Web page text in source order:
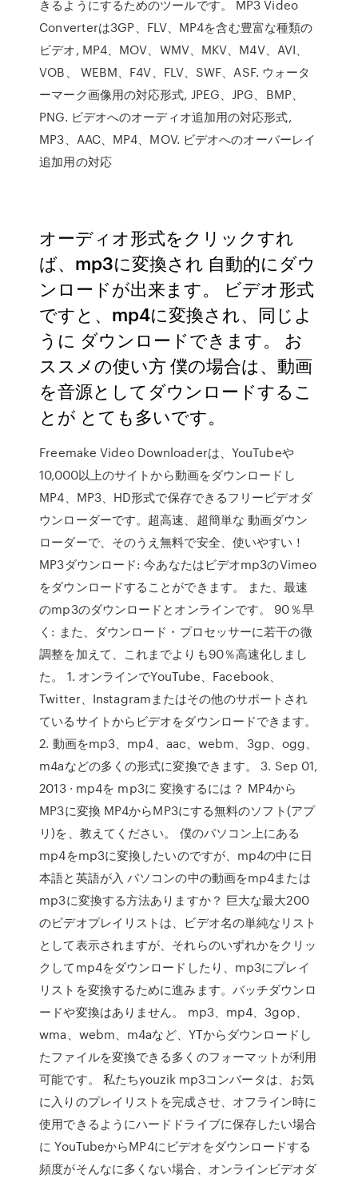
きるようにするためのツールです。 MP3 Video
Converterは3GP、FLV、MP4を含む豊富な種類の
ビデオ, MP4、MOV、WMV、MKV、M4V、AVI、
VOB、 WEBM、F4V、FLV、SWF、ASF. ウォータ
ーマーク画像用の対応形式, JPEG、JPG、BMP、
PNG. ビデオへのオーディオ追加用の対応形式,
MP3、AAC、MP4、MOV. ビデオへのオーバーレイ
追加用の対応
オーディオ形式をクリックすれ
ば、mp3に変換され 自動的にダウ
ンロードが出来ます。 ビデオ形式
ですと、mp4に変換され、同じよ
うに ダウンロードできます。 お
ススメの使い方 僕の場合は、動画
を音源としてダウンロードするこ
とが とても多いです。
Freemake Video Downloaderは、YouTubeや
10,000以上のサイトから動画をダウンロードし
MP4、MP3、HD形式で保存できるフリービデオダ
ウンローダーです。超高速、超簡単な 動画ダウン
ローダーで、そのうえ無料で安全、使いやすい！
MP3ダウンロード: 今あなたはビデオmp3のVimeo
をダウンロードすることができます。 また、最速
のmp3のダウンロードとオンラインです。 90％早
く: また、ダウンロード・プロセッサーに若干の微
調整を加えて、これまでよりも90％高速化しまし
た。 1. オンラインでYouTube、Facebook、
Twitter、Instagramまたはその他のサポートされ
ているサイトからビデオをダウンロードできます。
2. 動画をmp3、mp4、aac、webm、3gp、ogg、
m4aなどの多くの形式に変換できます。 3. Sep 01,
2013 · mp4を mp3に 変換するには？ MP4から
MP3に変換 MP4からMP3にする無料のソフト(アプ
リ)を、教えてください。 僕のパソコン上にある
mp4をmp3に変換したいのですが、mp4の中に日
本語と英語が入 パソコンの中の動画をmp4または
mp3に変換する方法ありますか？ 巨大な最大200
のビデオプレイリストは、ビデオ名の単純なリスト
として表示されますが、それらのいずれかをクリッ
クしてmp4をダウンロードしたり、mp3にプレイ
リストを変換するために進みます。バッチダウンロ
ードや変換はありません。 mp3、mp4、3gop、
wma、webm、m4aなど、YTからダウンロードし
たファイルを変換できる多くのフォーマットが利用
可能です。 私たちyouzik mp3コンバータは、お気
に入りのプレイリストを完成させ、オフライン時に
使用できるようにハードドライブに保存したい場合
に YouTubeからMP4にビデオをダウンロードする
頻度がそんなに多くない場合、オンラインビデオダ